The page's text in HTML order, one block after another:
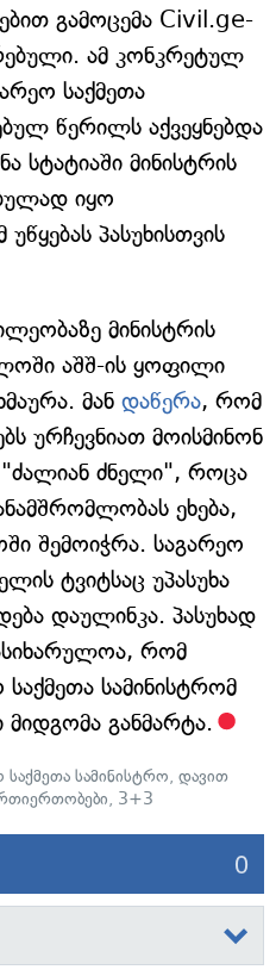
გამოცემა Civil.ge-
ამ კონკრეტულ
საქმეთა
წერილს აქვეყნებდა
სტატიაში მინისტრის
იყო
პასუხისთვის
მინისტრის
აშშ-ის ყოფილი
მან დაწერა, რომ
ურჩევნიათ მოისმინონ
ძნელი", როცა
ეხება,
შემოიჭრა. საგარეო
ტვიტსაც უპასუხა
დაულინკა. პასუხად
რომ
სამინისტრომ
განმარტა.
საქმეთა სამინისტრო, დავით
, 3+3
0